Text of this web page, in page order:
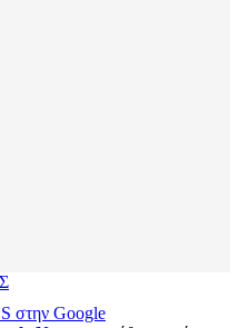
στην Google